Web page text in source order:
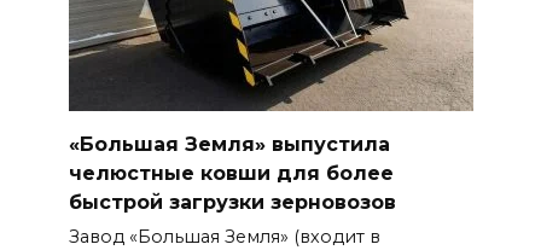
«Большая Земля» выпустила
челюстные ковши для более
быстрой загрузки зерновозов
Завод «Большая Земля» (входит в